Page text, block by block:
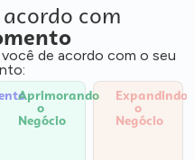
com
de acordo com o seu
Aprimorando
o
Negócio
Expandindo
o
Negócio